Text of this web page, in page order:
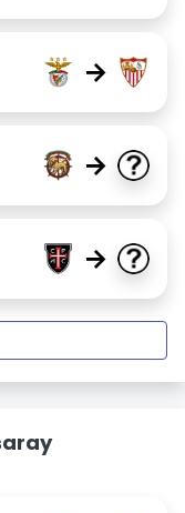
→
→
→